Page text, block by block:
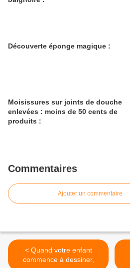
Découverte éponge magique :
Moisissures sur joints de douche
enlevées : moins de 50 cents de
produits :
Commentaires
Ajouter un commentaire
< Quand votre enfant
commence à dessiner,